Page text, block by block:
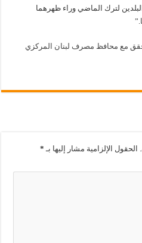
لترك الماضي وراء ظهرهما
يحقق مع محافظ مصرف لبنان المركزي
الحقول الإلزامية مشار إليها بـ *